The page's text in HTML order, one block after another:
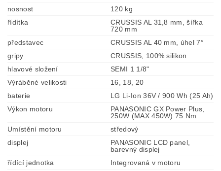
nosnost
120 kg
řídítka
CRUSSIS AL 31,8 mm, šířka
720 mm
představec
CRUSSIS AL 40 mm, úhel 7°
gripy
CRUSSIS, 100% silikon
hlavové složení
SEMI 1 1/8"
Výráběné velikosti
16, 18, 20
baterie
LG Li-Ion 36V / 900 Wh (25 Ah)
Výkon motoru
PANASONIC GX Power Plus,
250W (MAX 450W) 75 Nm
Umístění motoru
středový
displej
PANASONIC LCD panel,
barevný displej
řídící jednotka
Integrovaná v motoru